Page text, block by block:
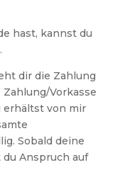
hast, kannst du
dir die Zahlung
Vorkasse
erhältst von mir
Sobald deine
Anspruch auf